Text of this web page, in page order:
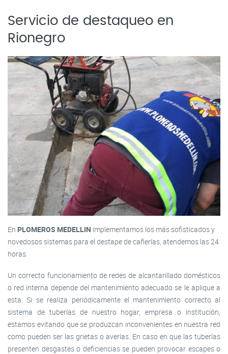
Servicio de destaqueo en
Rionegro
En PLOMEROS MEDELLIN implementamos los más sofisticados y
novedosos sistemas para el destape de cañerías, atendemos las 24
horas.
Un correcto funcionamiento de redes de alcantarillado domésticos
o red interna depende del mantenimiento adecuado se le aplique a
esta. Si se realiza periódicamente el mantenimiento correcto al
sistema de tuberías de nuestro hogar, empresa o institución,
estamos evitando que se produzcan inconvenientes en nuestra red
como pueden ser las grietas o averías. En caso en que las tuberías
presenten desgastes o deficiencias se pueden provocar escapes o